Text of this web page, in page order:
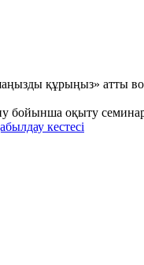
кестесі